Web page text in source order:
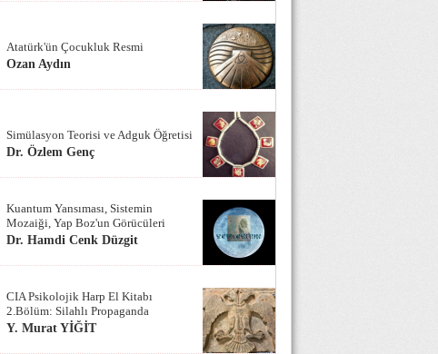
Atatürk'ün Çocukluk Resmi
Ozan Aydın
Simülasyon Teorisi ve Adguk Öğretisi
Dr. Özlem Genç
Kuantum Yansıması, Sistemin
Mozaiği, Yap Boz'un Görücüleri
Dr. Hamdi Cenk Düzgit
CIA Psikolojik Harp El Kitabı
2.Bölüm: Silahlı Propaganda
Y. Murat YİĞİT